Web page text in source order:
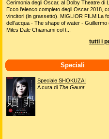
Cerimonia degli Oscar, al Dolby Theatre di
Ecco l'elenco completo degli Oscar 2018,
vincitori (in grassetto). MIGLIOR FILM La
dell'acqua - The shape of water - Guillermo
Miles Dale Chiamami col t...
tutti i
Speciali
Speciale SHOKUZAI
A cura di The Gaunt